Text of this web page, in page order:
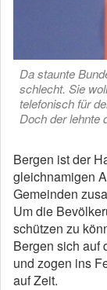
Da staunte
schlecht. Sie
telefonisch für
Doch der lehnte
Bergen ist der
gleichnamigen
Gemeinden
Um die
schützen zu
Bergen sich auf
und zogen ins
auf Zeit.